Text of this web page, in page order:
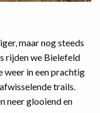
maar nog steeds
rijden we Bielefeld
weer in een prachtig
trails.
neer glooiend en